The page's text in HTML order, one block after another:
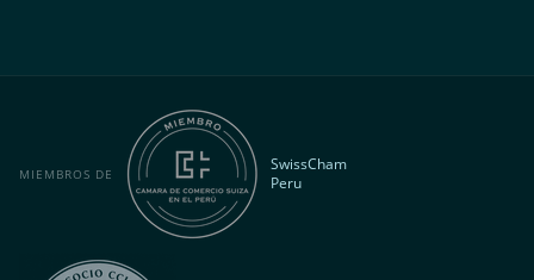
MIEMBROS DE
SwissCham
Peru